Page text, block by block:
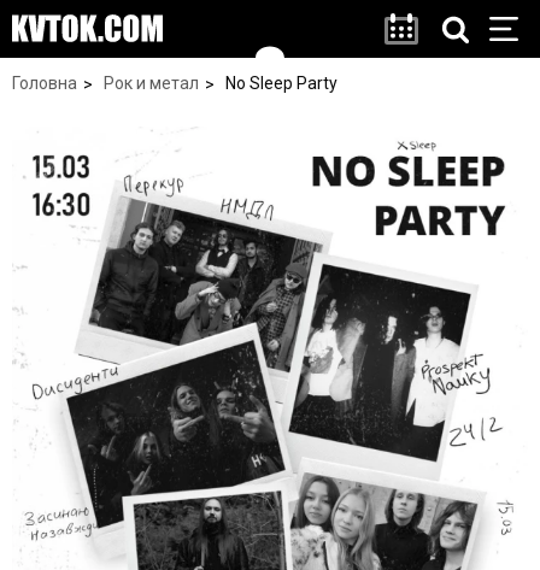
Головна Рок и метал No Sleep Party